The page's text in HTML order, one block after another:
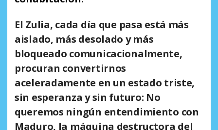
El Zulia, cada día que pasa está más
aislado, más desolado y más
bloqueado comunicacionalmente,
procuran convertirnos
aceleradamente en un estado triste,
sin esperanza y sin futuro: No
queremos ningún entendimiento con
Maduro, la máquina destructora del